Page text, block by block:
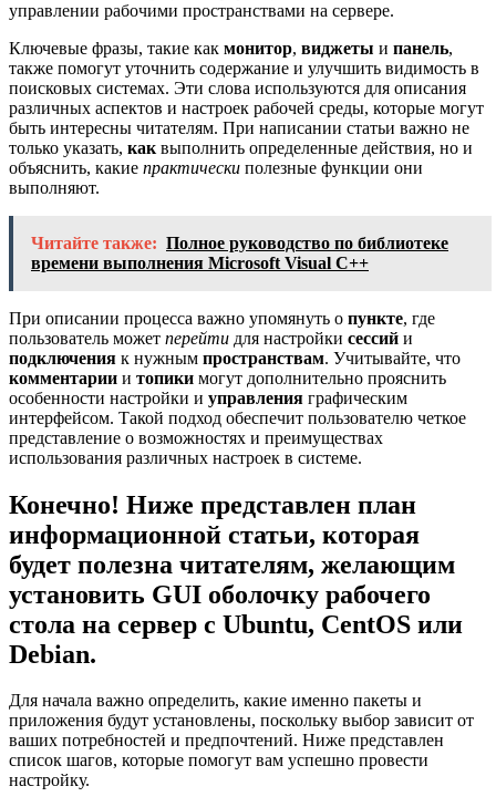
управлении рабочими пространствами на сервере.
Ключевые фразы, такие как монитор, виджеты и панель,
также помогут уточнить содержание и улучшить видимость в
поисковых системах. Эти слова используются для описания
различных аспектов и настроек рабочей среды, которые могут
быть интересны читателям. При написании статьи важно не
только указать, как выполнить определенные действия, но и
объяснить, какие практически полезные функции они
выполняют.
Читайте также: Полное руководство по библиотеке
времени выполнения Microsoft Visual C++
При описании процесса важно упомянуть о пункте, где
пользователь может перейти для настройки сессий и
подключения к нужным пространствам. Учитывайте, что
комментарии и топики могут дополнительно прояснить
особенности настройки и управления графическим
интерфейсом. Такой подход обеспечит пользователю четкое
представление о возможностях и преимуществах
использования различных настроек в системе.
Конечно! Ниже представлен план
информационной статьи, которая
будет полезна читателям, желающим
установить GUI оболочку рабочего
стола на сервер с Ubuntu, CentOS или
Debian.
Для начала важно определить, какие именно пакеты и
приложения будут установлены, поскольку выбор зависит от
ваших потребностей и предпочтений. Ниже представлен
список шагов, которые помогут вам успешно провести
настройку.